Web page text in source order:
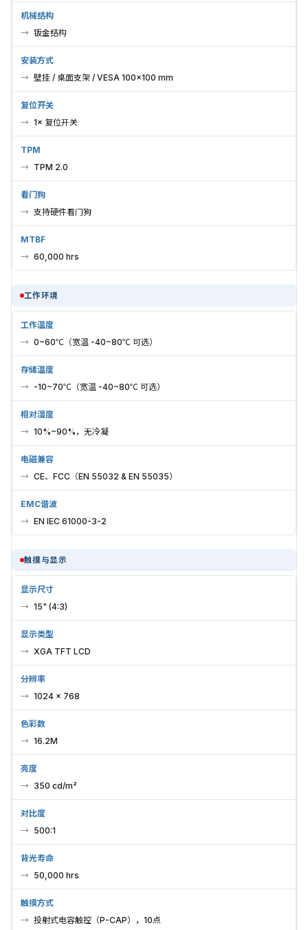
机械结构
钣金结构
安装方式
壁挂 / 桌面支架 / VESA 100×100 mm
复位开关
1× 复位开关
TPM
TPM 2.0
看门狗
支持硬件看门狗
MTBF
60,000 hrs
工作环境
工作温度
0~60℃（宽温 -40~80℃ 可选）
存储温度
-10~70℃（宽温 -40~80℃ 可选）
相对湿度
10%~90%，无冷凝
电磁兼容
CE、FCC（EN 55032 & EN 55035）
EMC谐波
EN IEC 61000-3-2
触摸与显示
显示尺寸
15" (4:3)
显示类型
XGA TFT LCD
分辨率
1024 × 768
色彩数
16.2M
亮度
350 cd/m²
对比度
500:1
背光寿命
50,000 hrs
触摸方式
投射式电容触控（P-CAP），10点